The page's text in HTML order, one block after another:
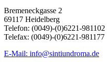
Bremeneckgasse 2
69117 Heidelberg
Telefon: (0049)-(0)6221-981102
Telefax: (0049)-(0)6221-981177
E-Mail: info@sintiundroma.de